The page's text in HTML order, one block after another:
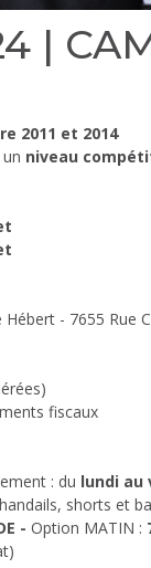
|
2011 et 2014
niveau
Hébert - 7655 Rue
fiscaux
: du lundi au
shorts et
- Option MATIN :